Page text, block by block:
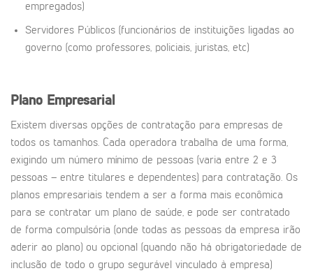
empregados)
Servidores Públicos (funcionários de instituições ligadas ao
governo (como professores, policiais, juristas, etc)
Plano Empresarial
Existem diversas opções de contratação para empresas de
todos os tamanhos. Cada operadora trabalha de uma forma,
exigindo um número mínimo de pessoas (varia entre 2 e 3
pessoas – entre titulares e dependentes) para contratação. Os
planos empresariais tendem a ser a forma mais econômica
para se contratar um plano de saúde, e pode ser contratado
de forma compulsória (onde todas as pessoas da empresa irão
aderir ao plano) ou opcional (quando não há obrigatoriedade de
inclusão de todo o grupo segurável vinculado à empresa)